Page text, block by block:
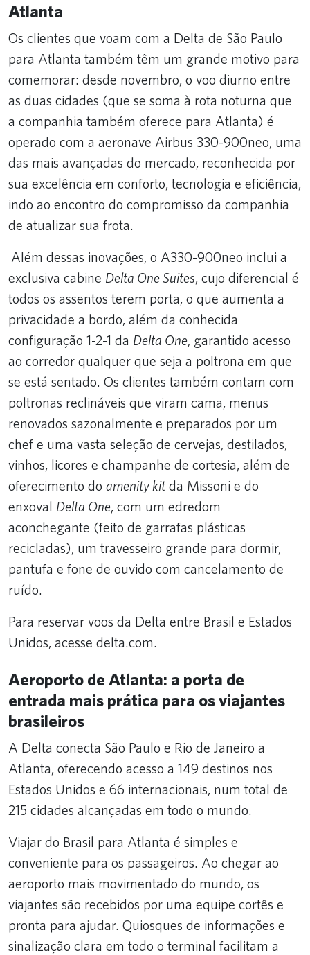
Atlanta
Os clientes que voam com a Delta de São Paulo
para Atlanta também têm um grande motivo para
comemorar: desde novembro, o voo diurno entre
as duas cidades (que se soma à rota noturna que
a companhia também oferece para Atlanta) é
operado com a aeronave Airbus 330-900neo, uma
das mais avançadas do mercado, reconhecida por
sua excelência em conforto, tecnologia e eficiência,
indo ao encontro do compromisso da companhia
de atualizar sua frota.
Além dessas inovações, o A330-900neo inclui a
exclusiva cabine Delta One Suites, cujo diferencial é
todos os assentos terem porta, o que aumenta a
privacidade a bordo, além da conhecida
configuração 1-2-1 da Delta One, garantido acesso
ao corredor qualquer que seja a poltrona em que
se está sentado. Os clientes também contam com
poltronas reclináveis que viram cama, menus
renovados sazonalmente e preparados por um
chef e uma vasta seleção de cervejas, destilados,
vinhos, licores e champanhe de cortesia, além de
oferecimento do amenity kit da Missoni e do
enxoval Delta One, com um edredom
aconchegante (feito de garrafas plásticas
recicladas), um travesseiro grande para dormir,
pantufa e fone de ouvido com cancelamento de
ruído.
Para reservar voos da Delta entre Brasil e Estados
Unidos, acesse delta.com.
Aeroporto de Atlanta: a porta de
entrada mais prática para os viajantes
brasileiros
A Delta conecta São Paulo e Rio de Janeiro a
Atlanta, oferecendo acesso a 149 destinos nos
Estados Unidos e 66 internacionais, num total de
215 cidades alcançadas em todo o mundo.
Viajar do Brasil para Atlanta é simples e
conveniente para os passageiros. Ao chegar ao
aeroporto mais movimentado do mundo, os
viajantes são recebidos por uma equipe cortês e
pronta para ajudar. Quiosques de informações e
sinalização clara em todo o terminal facilitam a